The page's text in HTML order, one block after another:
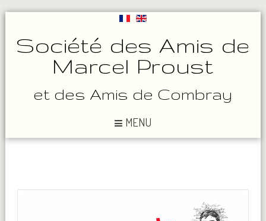
Société des Amis de
Marcel Proust
et des Amis de Combray
MENU